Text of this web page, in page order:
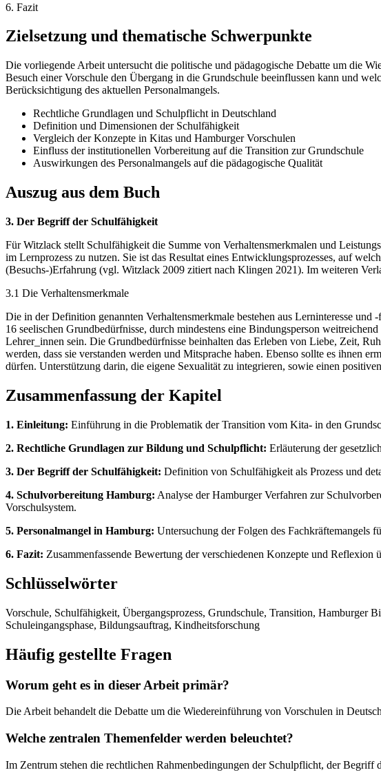
6. Fazit
Zielsetzung und thematische Schwerpunkte
Die vorliegende Arbeit untersucht die politische und pädagogische Debatte um die
Besuch einer Vorschule den Übergang in die Grundschule beeinflussen kann und
Berücksichtigung des aktuellen Personalmangels.
Rechtliche Grundlagen und Schulpflicht in Deutschland
Definition und Dimensionen der Schulfähigkeit
Vergleich der Konzepte in Kitas und Hamburger Vorschulen
Einfluss der institutionellen Vorbereitung auf die Transition zur Grundschule
Auswirkungen des Personalmangels auf die pädagogische Qualität
Auszug aus dem Buch
3. Der Begriff der Schulfähigkeit
Für Witzlack stellt Schulfähigkeit die Summe von Verhaltensmerkmalen und
im Lernprozess zu nutzen. Sie ist das Resultat eines Entwicklungsprozesses, auf
(Besuchs-)Erfahrung (vgl. Witzlack 2009 zitiert nach Klingen 2021). Im weiteren
3.1 Die Verhaltensmerkmale
Die in der Definition genannten Verhaltensmerkmale bestehen aus Lerninteresse
16 seelischen Grundbedürfnisse, durch mindestens eine Bindungsperson
Lehrer_innen sein. Die Grundbedürfnisse beinhalten das Erleben von Liebe, Zeit,
werden, dass sie verstanden werden und Mitsprache haben. Ebenso sollte es ihnen
dürfen. Unterstützung darin, die eigene Sexualität zu integrieren, sowie einen
Zusammenfassung der Kapitel
1. Einleitung: Einführung in die Problematik der Transition vom Kita- in den
2. Rechtliche Grundlagen zur Bildung und Schulpflicht: Erläuterung der
3. Der Begriff der Schulfähigkeit: Definition von Schulfähigkeit als Prozess und
4. Schulvorbereitung Hamburg: Analyse der Hamburger Verfahren zur
Vorschulsystem.
5. Personalmangel in Hamburg: Untersuchung der Folgen des Fachkräftemangels
6. Fazit: Zusammenfassende Bewertung der verschiedenen Konzepte und
Schlüsselwörter
Vorschule, Schulfähigkeit, Übergangsprozess, Grundschule, Transition,
Schuleingangsphase, Bildungsauftrag, Kindheitsforschung
Häufig gestellte Fragen
Worum geht es in dieser Arbeit primär?
Die Arbeit behandelt die Debatte um die Wiedereinführung von Vorschulen in
Welche zentralen Themenfelder werden beleuchtet?
Im Zentrum stehen die rechtlichen Rahmenbedingungen der Schulpflicht, der